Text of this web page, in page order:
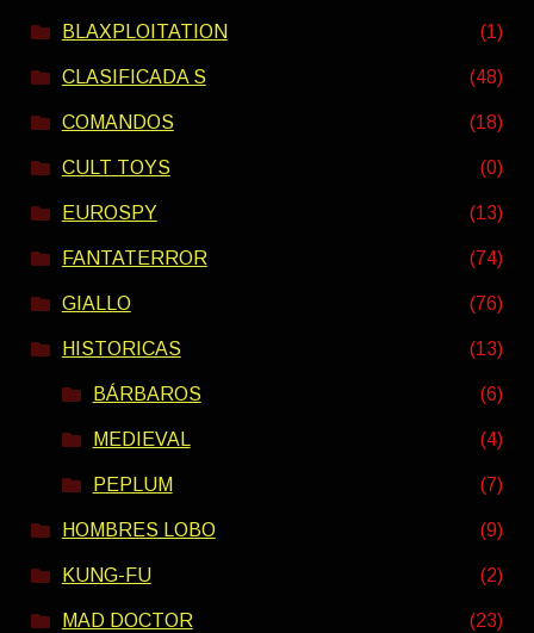
BLAXPLOITATION (1)
CLASIFICADA S (48)
COMANDOS (18)
CULT TOYS (0)
EUROSPY (13)
FANTATERROR (74)
GIALLO (76)
HISTORICAS (13)
BÁRBAROS (6)
MEDIEVAL (4)
PEPLUM (7)
HOMBRES LOBO (9)
KUNG-FU (2)
MAD DOCTOR (23)